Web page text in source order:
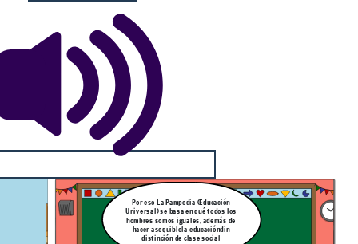
Por eso La Pampedia (Educación
Universal) se basa en qué todos los
hombres somos iguales, además de
hacer asequiblela educacióndin
distinción de clase social